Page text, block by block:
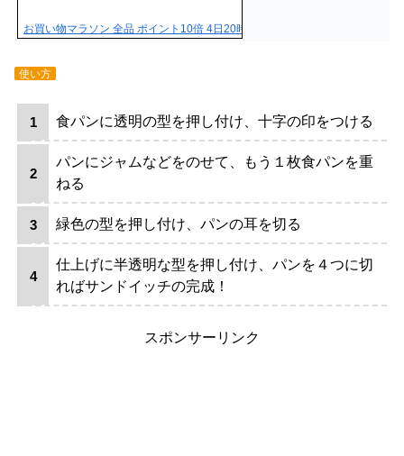
お買い物マラソン 全品 ポイント10倍 4日20時開始／ 【 貝印 】 ちゅーぼ…
使い方
食パンに透明の型を押し付け、十字の印をつける
パンにジャムなどをのせて、もう１枚食パンを重
ねる
緑色の型を押し付け、パンの耳を切る
仕上げに半透明な型を押し付け、パンを４つに切
ればサンドイッチの完成！
スポンサーリンク